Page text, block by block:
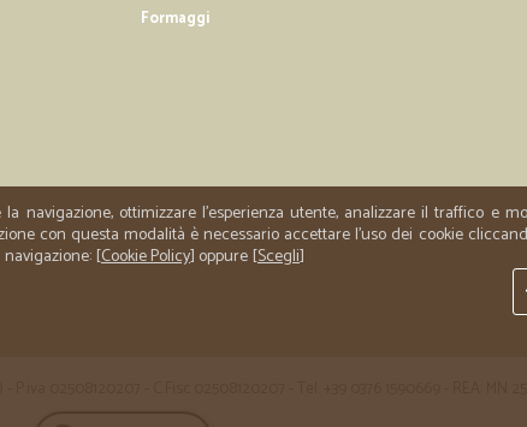
Buon acquisto online
Formaggi
navigazione, ottimizzare l'esperienza utente, analizzare il traffico e
con questa modalità è necessario accettare l'uso dei cookie
[Cookie Policy] oppure [Scegli]